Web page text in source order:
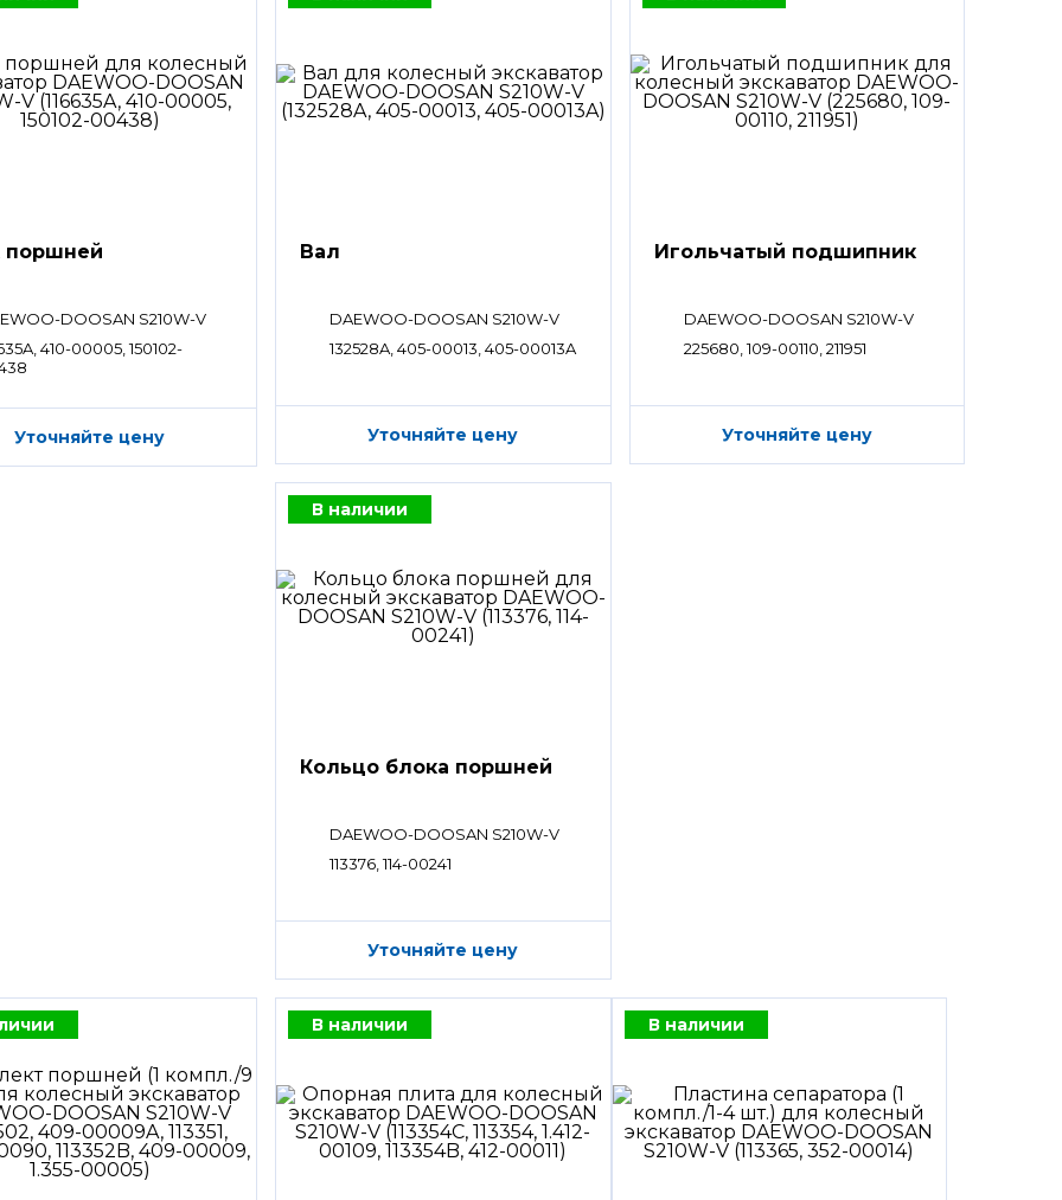
поршней
DOOSAN S210W-V
410-00005, 150102-
Уточняйте цену
Вал
DAEWOO-DOOSAN S210W-V
132528A, 405-00013, 405-00013A
Уточняйте цену
Игольчатый подшипник
DAEWOO-DOOSAN S210W-V
225680, 109-00110, 211951
Уточняйте цену
В наличии
Кольцо блока поршней
DAEWOO-DOOSAN S210W-V
113376, 114-00241
Уточняйте цену
В наличии В наличии